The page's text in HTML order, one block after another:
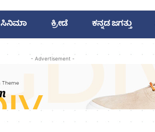
ಸಿನಿಮಾ ಕ್ರೀಡೆ ಕನ್ನಡ ಜಗತ್ತು
- Advertisement -